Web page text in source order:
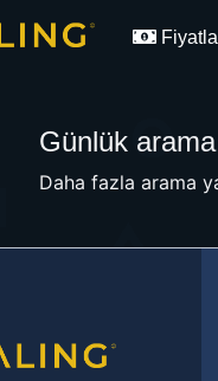
Günlük
Daha fazla arama